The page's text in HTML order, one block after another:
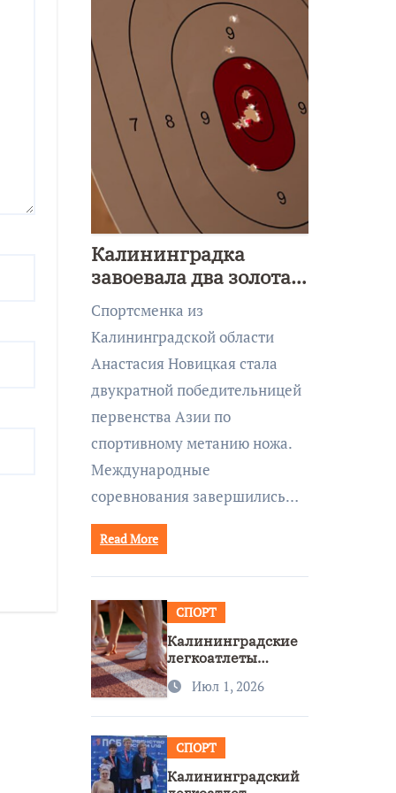
Калининградка
завоевала два золота
первенства Азии по
метанию ножа
Спортсменка из
Калининградской области
Анастасия Новицкая стала
двукратной победительницей
первенства Азии по
спортивному метанию ножа.
Международные
соревнования завершились…
Read More
СПОРТ
Калининградские
легкоатлеты
бронзы на
Июл 1, 2026
СПОРТ
Калининградский